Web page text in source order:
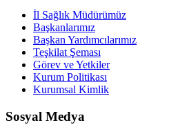
İl Sağlık Müdürümüz
Başkanlarımız
Başkan Yardımcılarımız
Teşkilat Şeması
Görev ve Yetkiler
Kurum Politikası
Kurumsal Kimlik
Sosyal Medya